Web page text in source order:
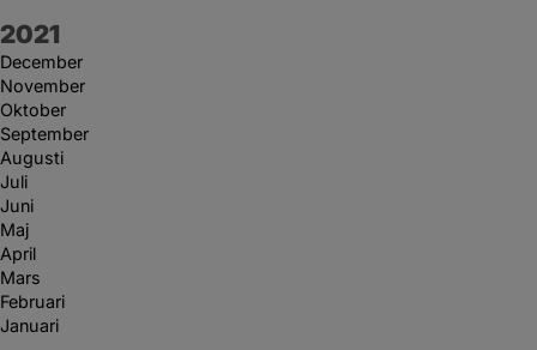
År:
2021
December
November
Oktober
September
Augusti
Juli
Juni
Maj
April
Mars
Februari
Januari